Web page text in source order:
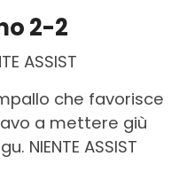
2-2
ASSIST
che favorisce
a mettere giù
NIENTE ASSIST